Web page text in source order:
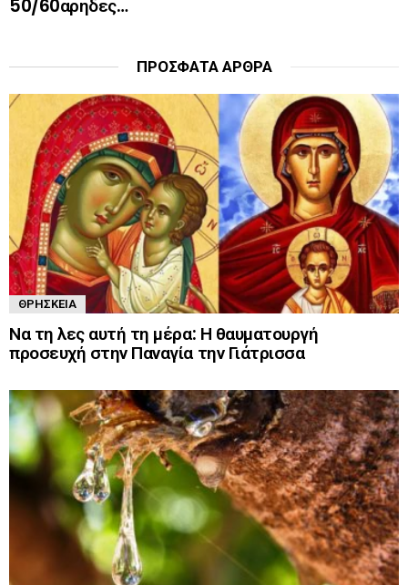
50/60αρηδες…
ΠΡΌΣΦΑΤΑ ΆΡΘΡΑ
ΘΡΗΣΚΕΊΑ
Να τη λες αυτή τη μέρα: Η θαυματουργή
προσευχή στην Παναγία την Γιάτρισσα